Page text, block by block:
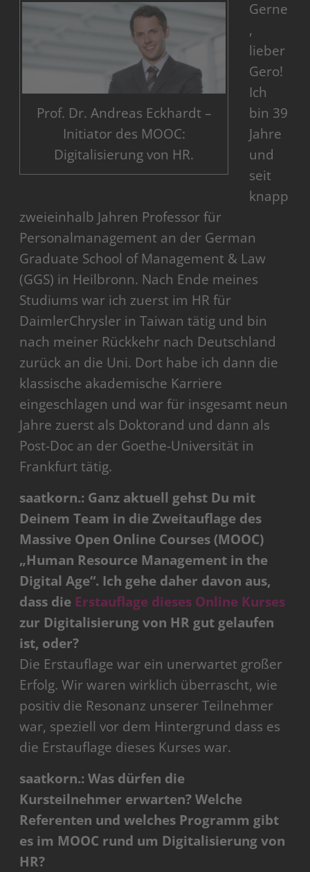
Prof. Dr. Andreas Eckhardt –
Initiator des MOOC:
Digitalisierung von HR.
Gerne
,
lieber
Gero!
Ich
bin 39
Jahre
und
seit
knapp
zweieinhalb Jahren Professor für
Personalmanagement an der German
Graduate School of Management & Law
(GGS) in Heilbronn. Nach Ende meines
Studiums war ich zuerst im HR für
DaimlerChrysler in Taiwan tätig und bin
nach meiner Rückkehr nach Deutschland
zurück an die Uni. Dort habe ich dann die
klassische akademische Karriere
eingeschlagen und war für insgesamt neun
Jahre zuerst als Doktorand und dann als
Post-Doc an der Goethe-Universität in
Frankfurt tätig.
saatkorn.: Ganz aktuell gehst Du mit
Deinem Team in die Zweitauflage des
Massive Open Online Courses (MOOC)
„Human Resource Management in the
Digital Age“. Ich gehe daher davon aus,
dass die Erstauflage dieses Online Kurses
zur Digitalisierung von HR gut gelaufen
ist, oder?
Die Erstauflage war ein unerwartet großer
Erfolg. Wir waren wirklich überrascht, wie
positiv die Resonanz unserer Teilnehmer
war, speziell vor dem Hintergrund dass es
die Erstauflage dieses Kurses war.
saatkorn.: Was dürfen die
Kursteilnehmer erwarten? Welche
Referenten und welches Programm gibt
es im MOOC rund um Digitalisierung von
HR?